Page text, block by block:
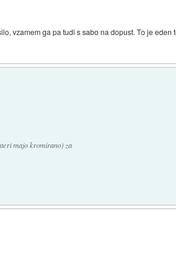
vzamem ga pa tudi s sabo na dopust. To je eden
majo kromirano) za